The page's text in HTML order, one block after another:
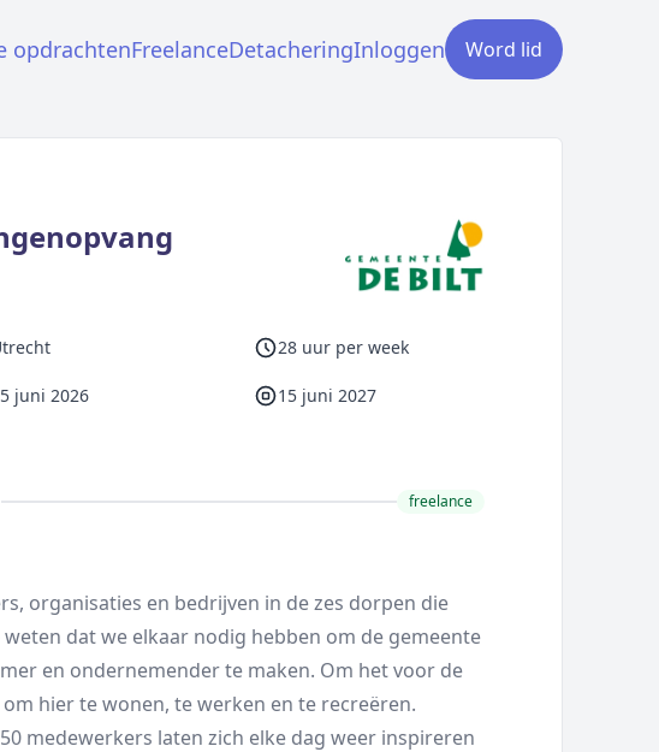
opdrachtenFreelanceDetacheringInloggen Word lid
28 uur per week
juni 2026 15 juni 2027
freelance
organisaties en bedrijven in de zes dorpen die
dat we elkaar nodig hebben om de gemeente
en ondernemender te maken. Om het voor de
hier te wonen, te werken en te recreëren.
medewerkers laten zich elke dag weer inspireren